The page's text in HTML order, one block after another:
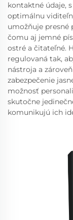
kontaktné údaje,
optimálnu
umožňuje presné
čomu aj jemné
ostré a čitateľné.
regulovaná tak,
nástroja a
zabezpečenie
možnosť
skutočne
komunikujú ich